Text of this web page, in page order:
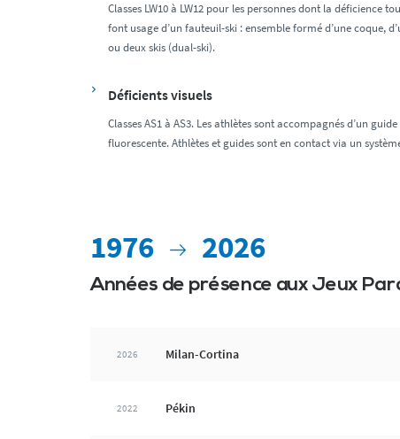
Classes LW10 à LW12 pour les personnes dont la déficience
font usage d’un fauteuil-ski : ensemble formé d’une coque,
ou deux skis (dual-ski).
Déficients visuels
Classes AS1 à AS3. Les athlètes sont accompagnés d’un
fluorescente. Athlètes et guides sont en contact via un
1976 2026
Années de présence aux Jeux
2026 Milan-Cortina
2022 Pékin